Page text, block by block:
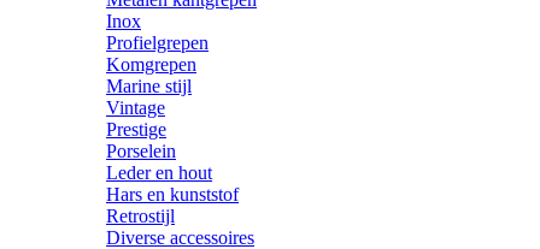
Inox
Profielgrepen
Komgrepen
Marine stijl
Vintage
Prestige
Porselein
Leder en hout
Hars en kunststof
Retrostijl
Diverse accessoires